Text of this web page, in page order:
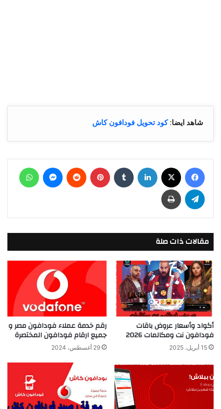
شاهد ايضا:كود تحويل فودافون كاش
فيسبوك لينكدإن بينتيريست ماسنجر
تيلقرام طباعة
مقالات ذات صلة
أكواد وأسعار عروض باقات
فودافون نت ومكالمات 2026
15 أبريل، 2025
رقم خدمة عملاء فودافون مصر و
جميع ارقام فودافون المختصرة
29 أغسطس، 2024